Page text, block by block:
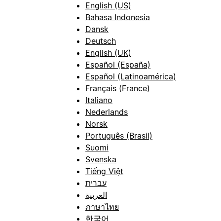
English (US)
Bahasa Indonesia
Dansk
Deutsch
English (UK)
Español (España)
Español (Latinoamérica)
Français (France)
Italiano
Nederlands
Norsk
Português (Brasil)
Suomi
Svenska
Tiếng Việt
עברית
العربية
ภาษาไทย
한국어